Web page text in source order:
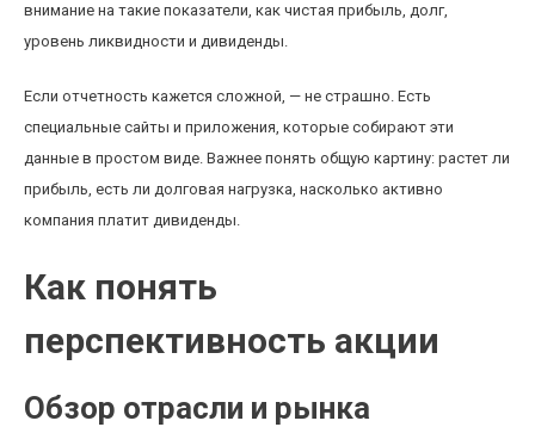
внимание на такие показатели, как чистая прибыль, долг,
уровень ликвидности и дивиденды.
Если отчетность кажется сложной, — не страшно. Есть
специальные сайты и приложения, которые собирают эти
данные в простом виде. Важнее понять общую картину: растет ли
прибыль, есть ли долговая нагрузка, насколько активно
компания платит дивиденды.
Как понять
перспективность акции
Обзор отрасли и рынка